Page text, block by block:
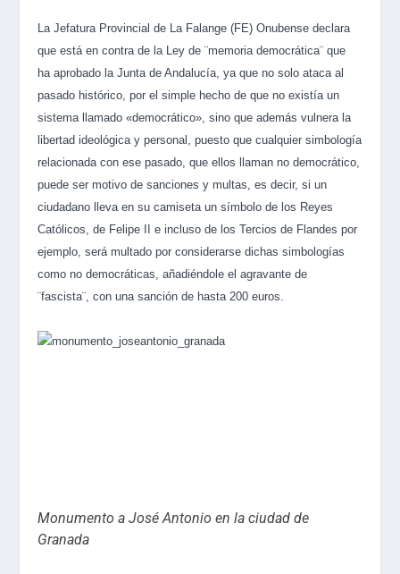
La Jefatura Provincial de La Falange (FE) Onubense declara
que está en contra de la Ley de ¨memoria democrática¨ que
ha aprobado la Junta de Andalucía, ya que no solo ataca al
pasado histórico, por el simple hecho de que no existía un
sistema llamado «democrático», sino que además vulnera la
libertad ideológica y personal, puesto que cualquier simbología
relacionada con ese pasado, que ellos llaman no democrático,
puede ser motivo de sanciones y multas, es decir, si un
ciudadano lleva en su camiseta un símbolo de los Reyes
Católicos, de Felipe II e incluso de los Tercios de Flandes por
ejemplo, será multado por considerarse dichas simbologías
como no democráticas, añadiéndole el agravante de
¨fascista¨, con una sanción de hasta 200 euros.
Monumento a José Antonio en la ciudad de
Granada